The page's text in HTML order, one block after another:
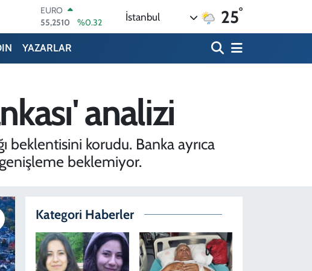
EURO
55,2510
%0.32
STERLİN
64,4811
BITCOIN
64.815,30
%-0.1
DOLAR
47,7436
%0.18
İstanbul 25°
YAZARLAR
analizi
beklentisini korudu. Banka ayrıca
beklemiyor.
Kategori Haberler